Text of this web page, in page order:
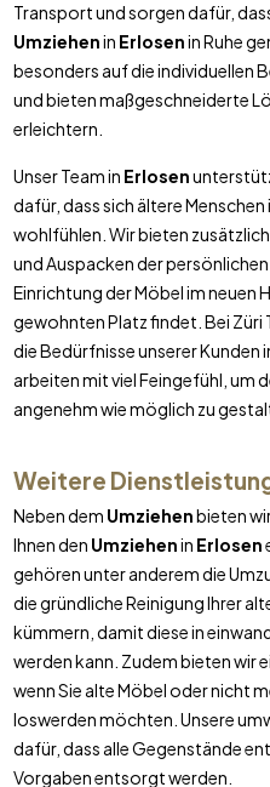
Transport und sorgen dafür,
Umziehenin Erlosenin Ruhe
besonders auf die individuellen
und bieten maßgeschneiderte
erleichtern.
Unser Team in Erlosen
dafür, dass sich ältere
wohlfühlen. Wir bieten
und Auspacken der
Einrichtung der Möbel im neuen
gewohnten Platz findet. Bei Züri
die Bedürfnisse unserer Kunden
arbeiten mit viel Feingefühl, um
angenehm wie möglich zu
Weitere
Neben dem Umziehenbieten
Ihnen den Umziehenin Erlosen
gehören unter anderem die
die gründliche Reinigung Ihrer
kümmern, damit diese in
werden kann. Zudem bieten wir
wenn Sie alte Möbel oder nicht
loswerden möchten. Unsere
dafür, dass alle Gegenstände
Vorgaben entsorgt werden.